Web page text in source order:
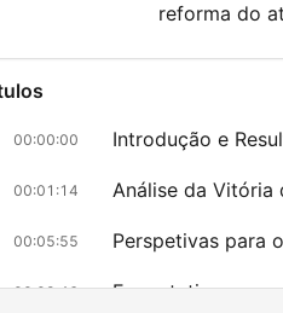
reforma do
00:00:00 Introdução e
00:01:14 Análise da Vitória
00:05:55 Perspetivas para
00:09:46 Expectativas